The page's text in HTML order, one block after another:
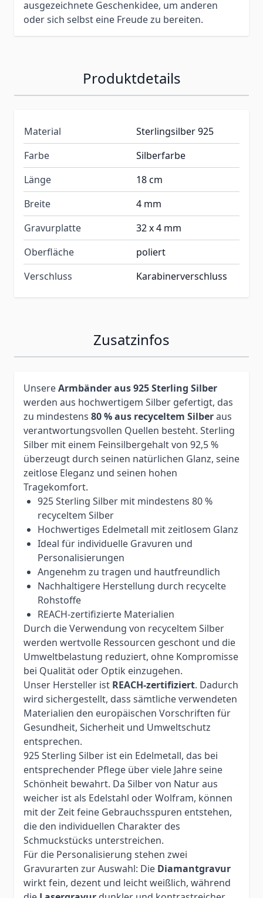
ausgezeichnete Geschenkidee, um anderen
oder sich selbst eine Freude zu bereiten.
Produktdetails
Material
Sterlingsilber 925
Farbe
Silberfarbe
Länge
18 cm
Breite
4 mm
Gravurplatte
32 x 4 mm
Oberfläche
poliert
Verschluss
Karabinerverschluss
Zusatzinfos
UnsereArmbänder aus 925 Sterling Silber
werden aus hochwertigem Silber gefertigt, das
zu mindestens 80 % aus recyceltem Silberaus
verantwortungsvollen Quellen besteht. Sterling
Silber mit einem Feinsilbergehalt von 92,5 %
überzeugt durch seinen natürlichen Glanz, seine
zeitlose Eleganz und seinen hohen
Tragekomfort.
925 Sterling Silber mit mindestens 80 %
recyceltem Silber
Hochwertiges Edelmetall mit zeitlosem Glanz
Ideal für individuelle Gravuren und
Personalisierungen
Angenehm zu tragen und hautfreundlich
Nachhaltigere Herstellung durch recycelte
Rohstoffe
REACH-zertifizierte Materialien
Durch die Verwendung von recyceltem Silber
werden wertvolle Ressourcen geschont und die
Umweltbelastung reduziert, ohne Kompromisse
bei Qualität oder Optik einzugehen.
Unser Hersteller ist REACH-zertifiziert. Dadurch
wird sichergestellt, dass sämtliche verwendeten
Materialien den europäischen Vorschriften für
Gesundheit, Sicherheit und Umweltschutz
entsprechen.
925 Sterling Silber ist ein Edelmetall, das bei
entsprechender Pflege über viele Jahre seine
Schönheit bewahrt. Da Silber von Natur aus
weicher ist als Edelstahl oder Wolfram, können
mit der Zeit feine Gebrauchsspuren entstehen,
die den individuellen Charakter des
Schmuckstücks unterstreichen.
Für die Personalisierung stehen zwei
Gravurarten zur Auswahl: Die Diamantgravur
wirkt fein, dezent und leicht weißlich, während